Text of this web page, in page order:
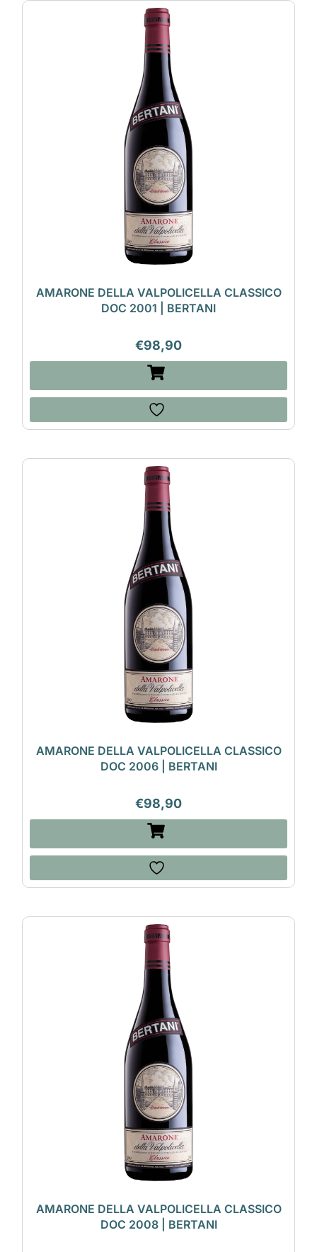
AMARONE DELLA VALPOLICELLA CLASSICO
DOC 2001 | BERTANI
€98,90
AMARONE DELLA VALPOLICELLA CLASSICO
DOC 2006 | BERTANI
€98,90
AMARONE DELLA VALPOLICELLA CLASSICO
DOC 2008 | BERTANI